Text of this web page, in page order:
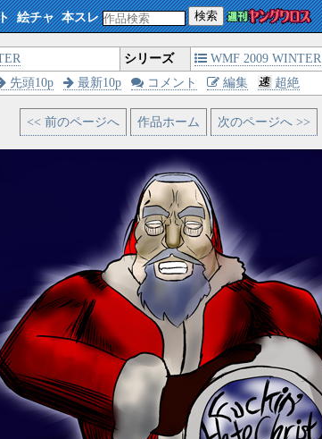
絵チャ 本スレ 検索
シリーズ WMF 2009 WINTER
先頭10p 最新10p コメント 編集 超絶
<< 前のページへ 作品ホーム 次のページへ >>